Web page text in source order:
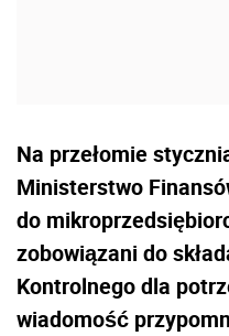
Na przełomie
Ministerstwo
do
zobowiązani do
Kontrolnego dla
wiadomość